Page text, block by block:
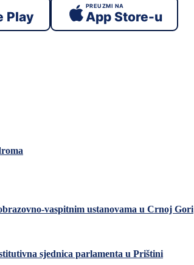
Play
PREUZMI NA
App Store-u
vaspitnim ustanovama u Crnoj Gori
sjednica parlamenta u Prištini